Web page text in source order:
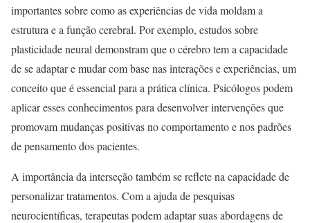
importantes sobre como as experiências de vida moldam a
estrutura e a função cerebral. Por exemplo, estudos sobre
plasticidade neural demonstram que o cérebro tem a capacidade
de se adaptar e mudar com base nas interações e experiências, um
conceito que é essencial para a prática clínica. Psicólogos podem
aplicar esses conhecimentos para desenvolver intervenções que
promovam mudanças positivas no comportamento e nos padrões
de pensamento dos pacientes.
A importância da interseção também se reflete na capacidade de
personalizar tratamentos. Com a ajuda de pesquisas
neurocientíficas, terapeutas podem adaptar suas abordagens de